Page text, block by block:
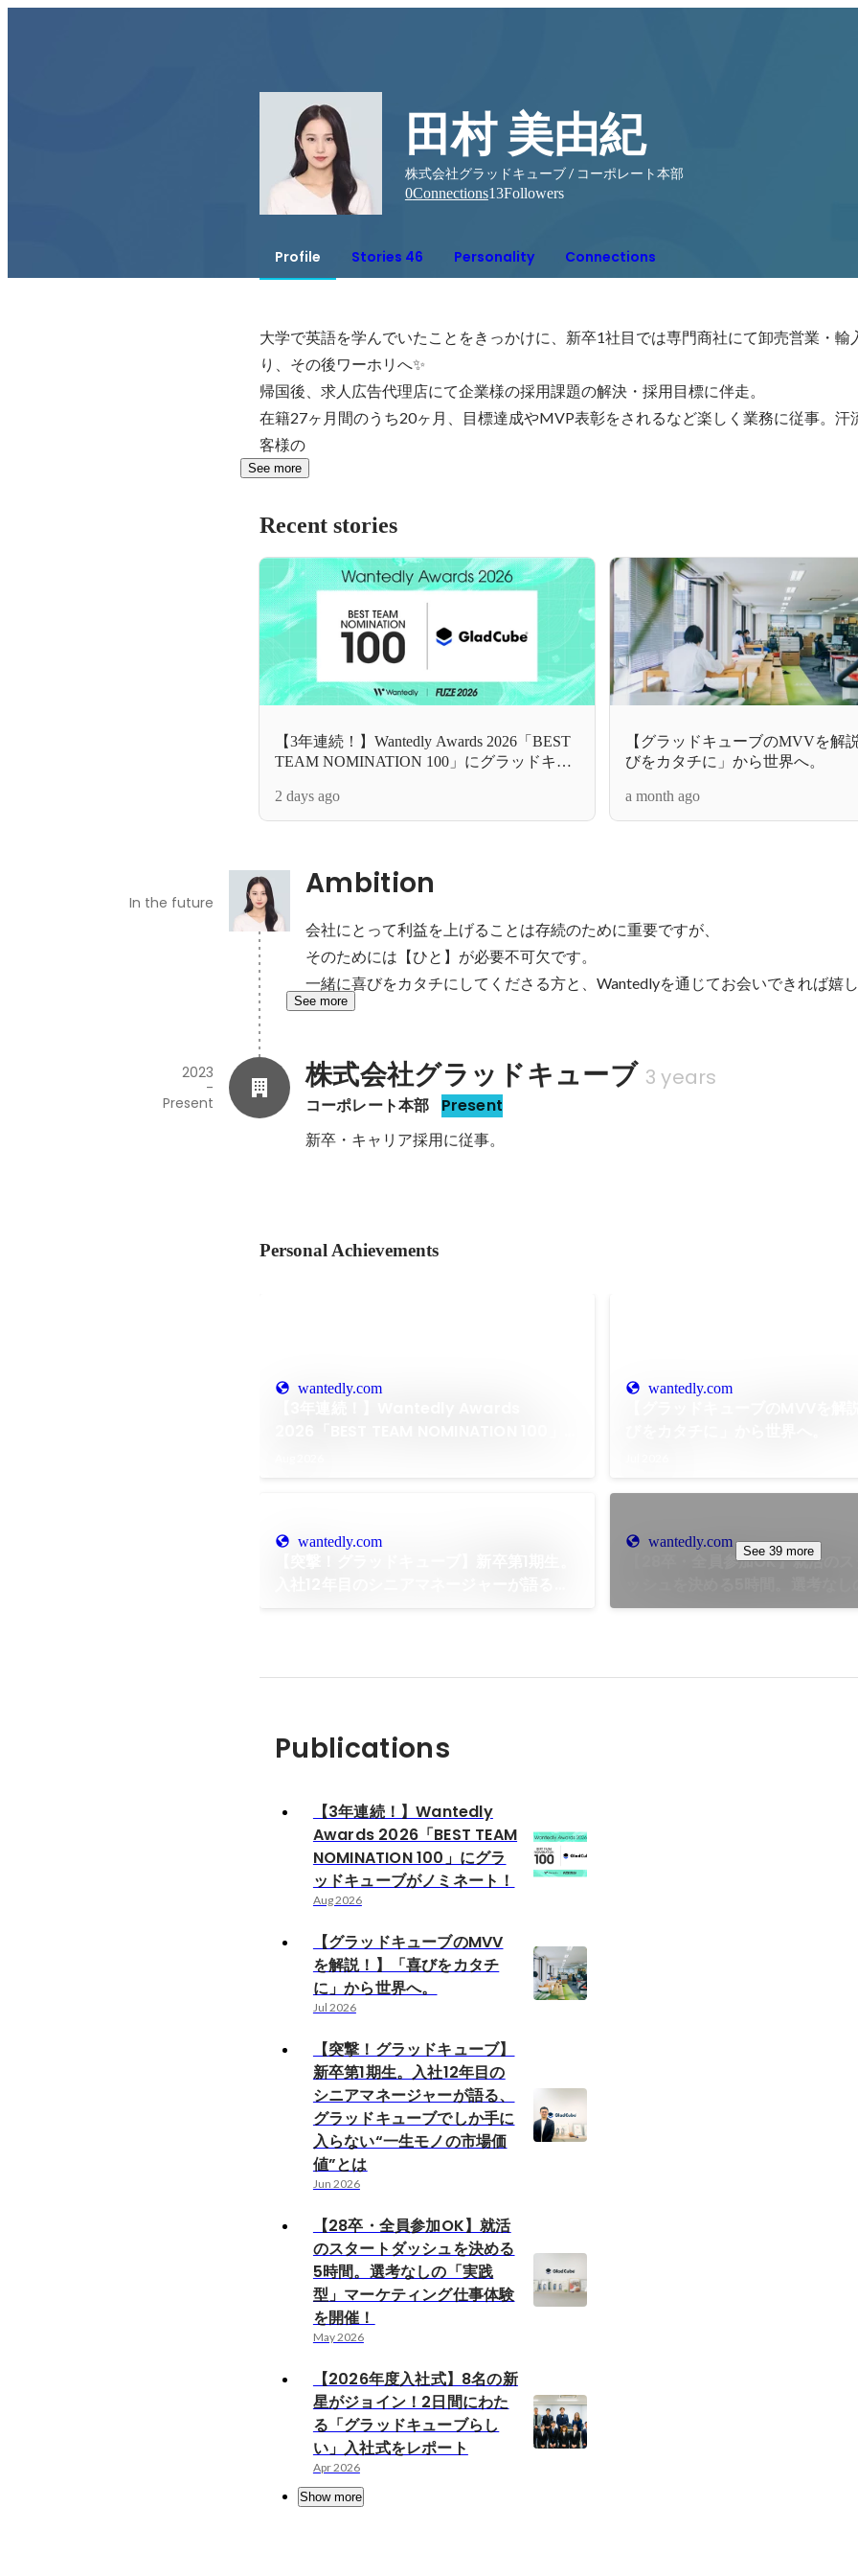
田村 美由紀
株式会社グラッドキューブ / コーポレート本部
0Connections13Followers
Profile Stories 46 Personality Connections
大学で英語を学んでいたことをきっかけに、新卒1社目では専門商社にて卸売営業・輸
り、その後ワーホリへ✨
帰国後、求人広告代理店にて企業様の採用課題の解決・採用目標に伴走。
在籍27ヶ月間のうち20ヶ月、目標達成やMVP表彰をされるなど楽しく業務に従事。汗
客様の
See more
Recent stories
【3年連続！】Wantedly Awards 2026「BEST
TEAM NOMINATION 100」にグラッドキュ
2 days ago
【グラッドキューブのMVVを解
びをカタチに」から世界へ。
a month ago
Ambition
In the future
会社にとって利益を上げることは存続のために重要ですが、
そのためには【ひと】が必要不可欠です。
一緒に喜びをカタチにしてくださる方と、Wantedlyを通じてお会いできれば嬉し
See more
株式会社グラッドキューブ 3 years
コーポレート本部 Present
2023
-
Present
新卒・キャリア採用に従事。
Personal Achievements
wantedly.com wantedly.com
wantedly.com wantedly.com
【28卒・全員参加OK】就活のス
型」マーケティング仕事体験を
See 39 more
Publications
【3年連続！】Wantedly
Awards 2026「BEST TEAM
NOMINATION 100」にグラ
ッドキューブがノミネート！
Aug 2026
【グラッドキューブのMVV
を解説！】「喜びをカタチ
に」から世界へ。
Jul 2026
【突撃！グラッドキューブ】
新卒第1期生。入社12年目の
シニアマネージャーが語る、
グラッドキューブでしか手に
入らない“一生モノの市場価
値”とは
Jun 2026
【28卒・全員参加OK】就活
のスタートダッシュを決める
5時間。選考なしの「実践
型」マーケティング仕事体験
を開催！
May 2026
【2026年度入社式】8名の新
星がジョイン！2日間にわた
る「グラッドキューブらし
い」入社式をレポート
Apr 2026
Show more